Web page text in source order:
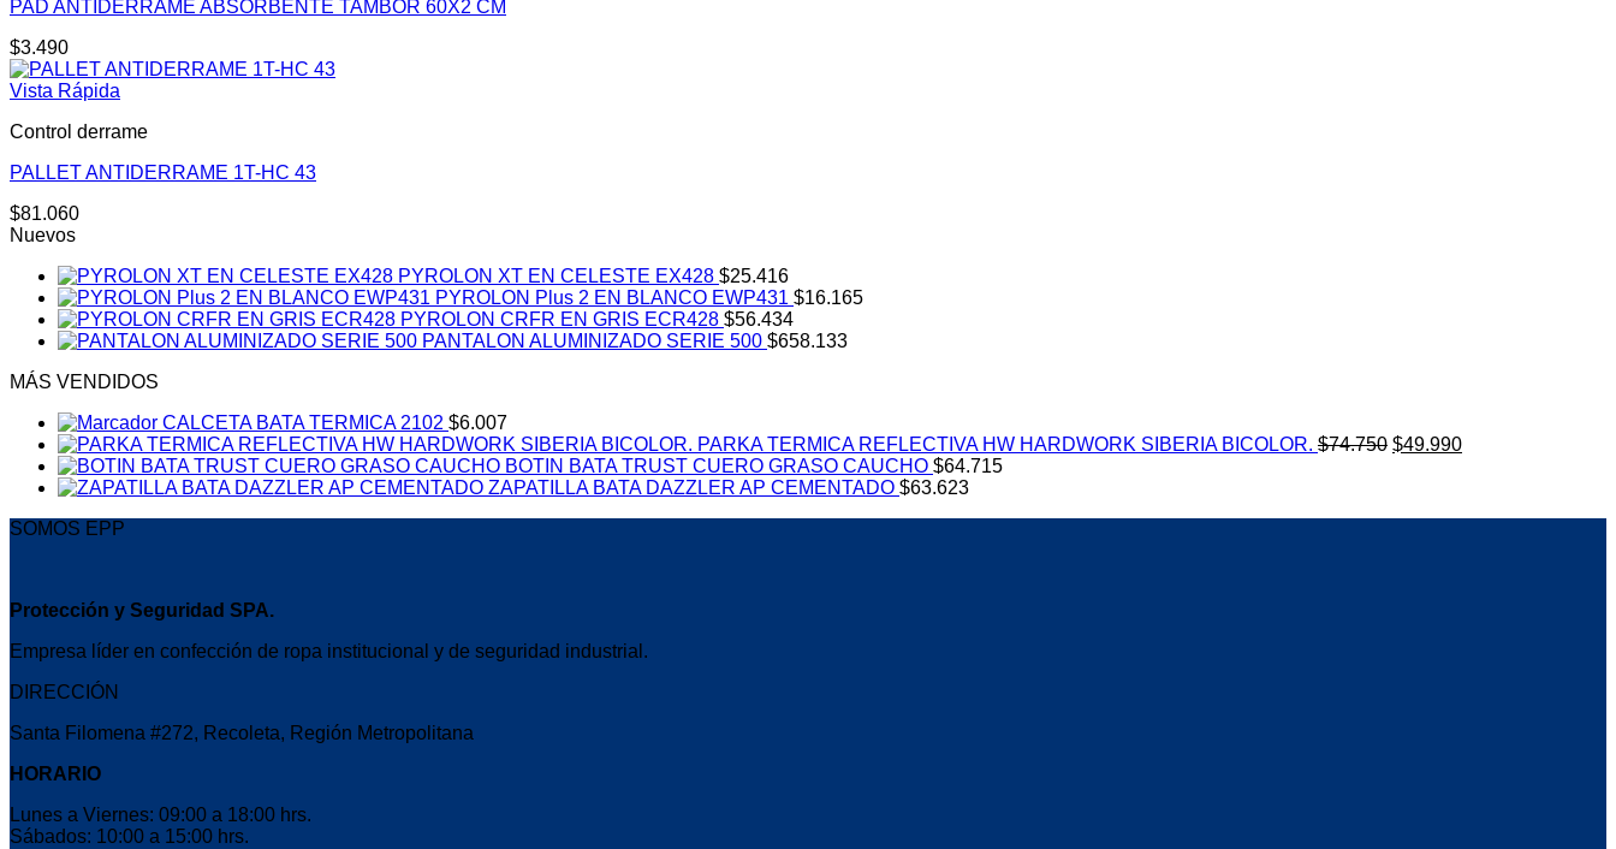
PAD ANTIDERRAME ABSORBENTE TAMBOR 60X2 CM
$3.490
Vista Rápida
Control derrame
PALLET ANTIDERRAME 1T-HC 43
$81.060
Nuevos
PYROLON XT EN CELESTE EX428 $25.416
PYROLON Plus 2 EN BLANCO EWP431 $16.165
PYROLON CRFR EN GRIS ECR428 $56.434
PANTALON ALUMINIZADO SERIE 500 $658.133
MÁS VENDIDOS
CALCETA BATA TERMICA 2102 $6.007
PARKA TERMICA REFLECTIVA HW HARDWORK SIBERIA BICOLOR. $74.750 El
$49.990El
BOTIN BATA TRUST CUERO GRASO CAUCHO $64.715
ZAPATILLA BATA DAZZLER AP CEMENTADO $63.623
SOMOS EPP
Protección y Seguridad SPA.
Empresa líder en confección de ropa institucional y de seguridad industrial.
DIRECCIÓN
Santa Filomena #272, Recoleta, Región Metropolitana
HORARIO
Lunes a Viernes: 09:00 a 18:00 hrs.
Sábados: 10:00 a 15:00 hrs.